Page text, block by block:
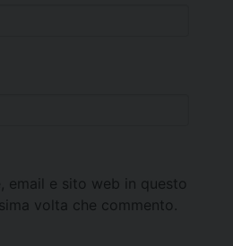
email e sito web in questo
volta che commento.